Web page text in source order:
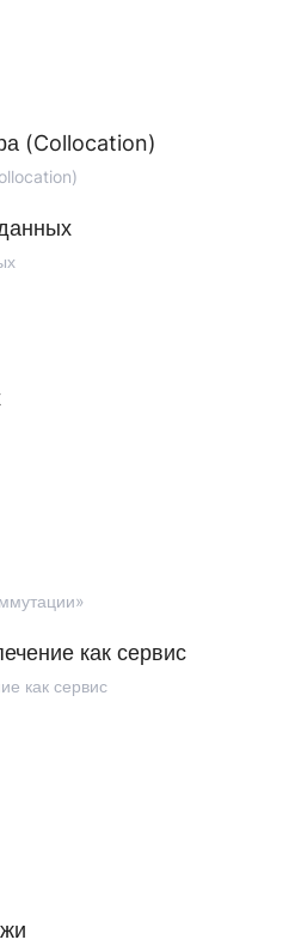
(Collocation)
как сервис
как сервис